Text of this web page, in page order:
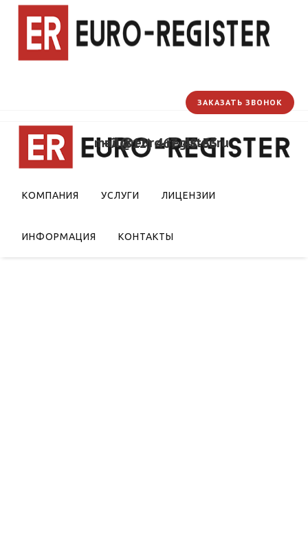
+7 (812) 467-48-33
mail@euro-register.ru
ЗАКАЗАТЬ ЗВОНОК
КОМПАНИЯ УСЛУГИ ЛИЦЕНЗИИ
ИНФОРМАЦИЯ КОНТАКТЫ